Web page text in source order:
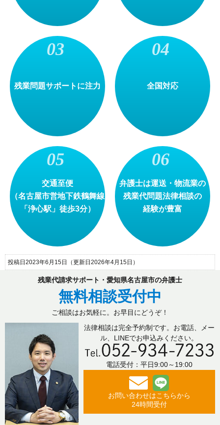
残業問題サポートに注力 全国対応
交通至便
（名古屋市営地下鉄鶴舞線
「浄心駅」徒歩3分）
弁護士は運送・物流業の
残業代問題法律相談の
経験が豊富
投稿日2023年6月15日 （更新日2026年4月15日）
残業代請求サポート・愛知県名古屋市の弁護士
無料相談受付中
ご相談はお気軽に。お早目にどうぞ！
法律相談は完全予約制です。お電話、メー
ル、LINEでお申込みください。
電話受付：平日9:00～19:00
お問い合わせはこちらから
24時間受付